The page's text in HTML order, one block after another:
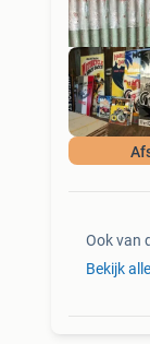
Ook van
Bekijk